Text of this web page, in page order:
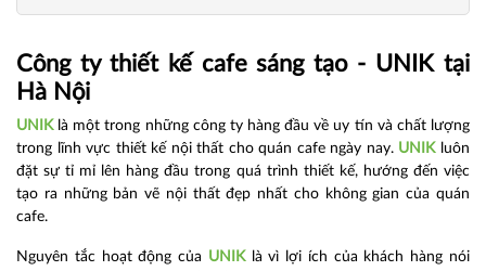
Công ty thiết kế cafe sáng tạo - UNIK tại
Hà Nội
UNIK là một trong những công ty hàng đầu về uy tín và chất lượng
trong lĩnh vực thiết kế nội thất cho quán cafe ngày nay. UNIKluôn
đặt sự tỉ mỉ lên hàng đầu trong quá trình thiết kế, hướng đến việc
tạo ra những bản vẽ nội thất đẹp nhất cho không gian của quán
cafe.
Nguyên tắc hoạt động của UNIKlà vì lợi ích của khách hàng nói